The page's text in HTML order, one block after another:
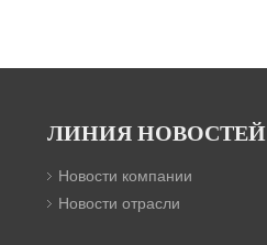
ЛИНИЯ НОВОСТЕЙ
Новости компании
Новости отрасли